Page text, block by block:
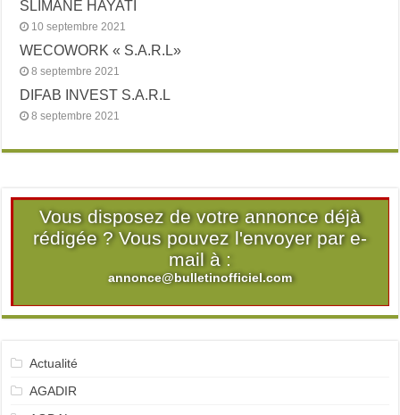
SLIMANE HAYATI
10 septembre 2021
WECOWORK « S.A.R.L»
8 septembre 2021
DIFAB INVEST S.A.R.L
8 septembre 2021
Vous disposez de votre annonce déjà
rédigée ? Vous pouvez l'envoyer par e-
mail à :
annonce@bulletinofficiel.com
Actualité
AGADIR